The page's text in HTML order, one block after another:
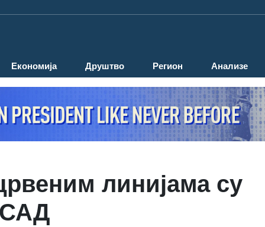
Економија Друштво Регион Анализе
линијама су
САД